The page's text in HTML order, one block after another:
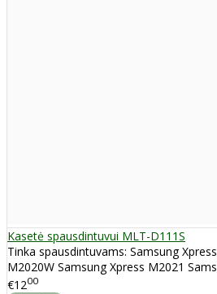
Kasetė spausdintuvui MLT-D111S
Tinka spausdintuvams: Samsung
M2020W Samsung Xpress M2021
€1200